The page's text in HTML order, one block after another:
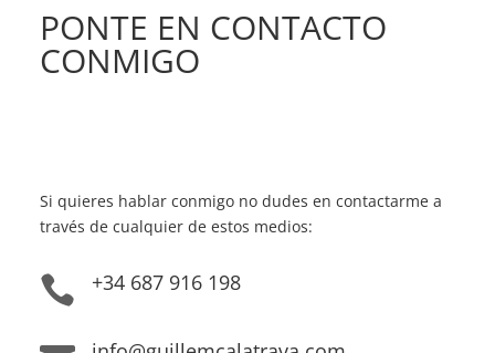
PONTE EN CONTACTO
CONMIGO
Si quieres hablar conmigo no dudes en contactarme a
través de cualquier de estos medios:
 +34 687 916 198